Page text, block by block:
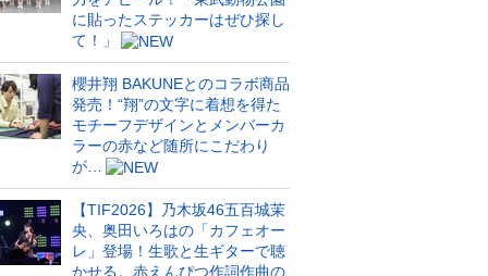
に貼ったステッカーはぜひ探し
て！」
櫻井翔 BAKUNEとのコラボ商品
発売！“翔”の文字に着想を得た
モチーフデザインとメンバーカ
ラーの赤など随所にこだわり
が…
【TIF2026】乃木坂46五百城茉
央、奥田いろはの「カフェオー
レ」登場！生歌と生ギターで聴
かせる。赤えんぴつ作詞作曲の